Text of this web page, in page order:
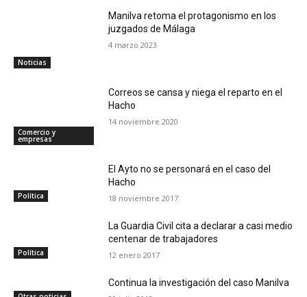
Noticias
Manilva retoma el protagonismo en los
juzgados de Málaga
4 marzo 2023
Comercio y
empresas
Correos se cansa y niega el reparto en el
Hacho
14 noviembre 2020
Política
El Ayto no se personará en el caso del
Hacho
18 noviembre 2017
Política
La Guardia Civil cita a declarar a casi medio
centenar de trabajadores
12 enero 2017
Continua la investigación del caso Manilva